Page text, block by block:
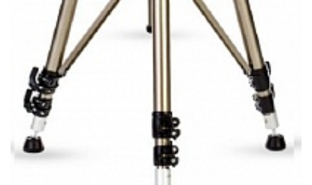
Сварочное оборудование
Спецодежда
Станки
Строительное оборудование
Электроинструмент
Электрохозтовары